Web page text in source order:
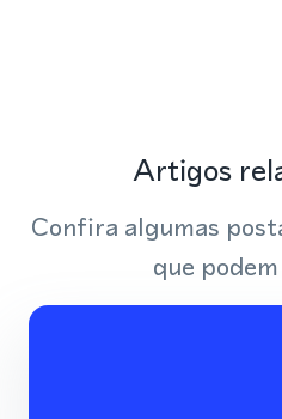
Artigos
Confira algumas
que